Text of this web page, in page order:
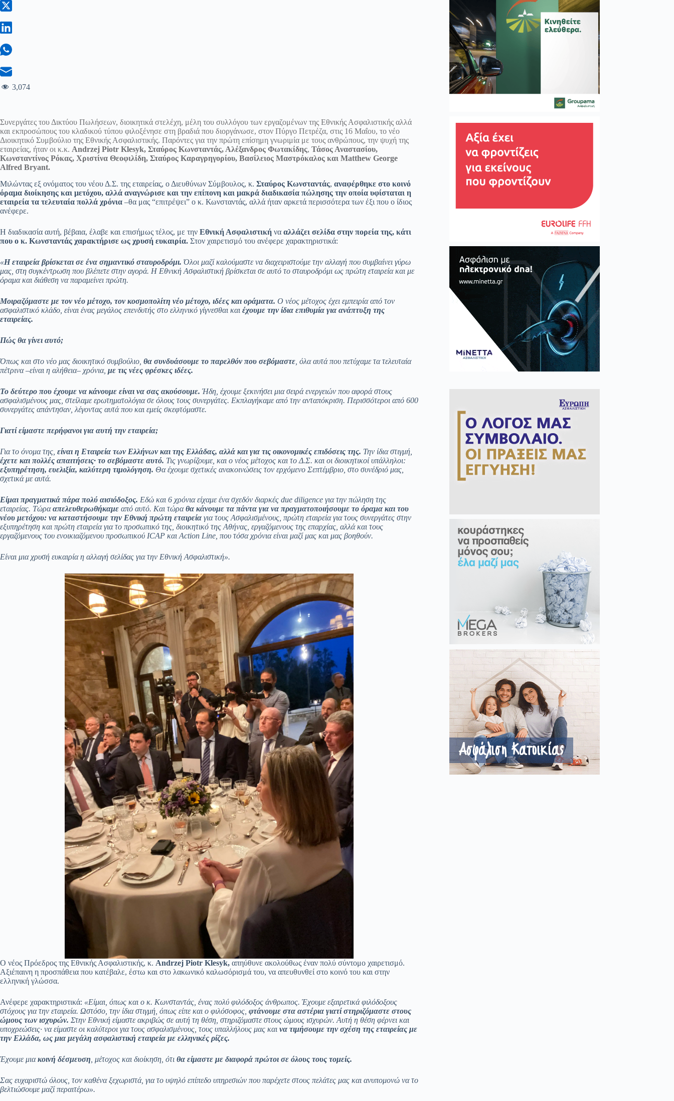
3,074
Συνεργάτες του Δικτύου Πωλήσεων, διοικητικά στελέχη, μέλη του συλλόγου των εργαζομένων της Εθνικής Ασφαλιστικής αλλά
και εκπροσώπους του κλαδικού τύπου φιλοξένησε στη βραδιά που διοργάνωσε, στον Πύργο Πετρέζα, στις 16 Μαΐου, το νέο
Διοικητικό Συμβούλιο της Εθνικής Ασφαλιστικής. Παρόντες για την πρώτη επίσημη γνωριμία με τους ανθρώπους, την ψυχή της
εταιρείας, ήταν οι κ.κ. Andrzej Piotr Klesyk, Σταύρος Κωνσταντάς, Αλέξανδρος Φωτακίδης, Τάσος Αναστασίου,
Κωνσταντίνος Ρόκας, Χριστίνα Θεοφιλίδη, Σταύρος Καραγρηγορίου, Βασίλειος Μαστρόκαλος και Matthew George
Alfred Bryant.
Μιλώντας εξ ονόματος του νέου Δ.Σ. της εταιρείας, ο Διευθύνων Σύμβουλος, κ. Σταύρος Κωνσταντάς, αναφέρθηκε στο κοινό
όραμα διοίκησης και μετόχου, αλλά αναγνώρισε και την επίπονη και μακρά διαδικασία πώλησης την οποία υφίσταται η
εταιρεία τα τελευταία πολλά χρόνια –θα μας “επιτρέψει” ο κ. Κωνσταντάς, αλλά ήταν αρκετά περισσότερα των έξι που ο ίδιος
ανέφερε.
Η διαδικασία αυτή, βέβαια, έλαβε και επισήμως τέλος, με την Εθνική Ασφαλιστική να αλλάζει σελίδα στην πορεία της, κάτι
που ο κ. Κωνσταντάς χαρακτήρισε ως χρυσή ευκαιρία. Στον χαιρετισμό του ανέφερε χαρακτηριστικά:
«Η εταιρεία βρίσκεται σε ένα σημαντικό σταυροδρόμι. Όλοι μαζί καλούμαστε να διαχειριστούμε την αλλαγή που συμβαίνει γύρω
μας, στη συγκέντρωση που βλέπετε στην αγορά. Η Εθνική Ασφαλιστική βρίσκεται σε αυτό το σταυροδρόμι ως πρώτη εταιρεία και με
όραμα και διάθεση να παραμείνει πρώτη.
Μοιραζόμαστε με τον νέο μέτοχο, τον κοσμοπολίτη νέο μέτοχο, ιδέες και οράματα. Ο νέος μέτοχος έχει εμπειρία από τον
ασφαλιστικό κλάδο, είναι ένας μεγάλος επενδυτής στο ελληνικό γίγνεσθαι και έχουμε την ίδια επιθυμία για ανάπτυξη της
εταιρείας.
Πώς θα γίνει αυτό;
Όπως και στο νέο μας διοικητικό συμβούλιο, θα συνδυάσουμε το παρελθόν που σεβόμαστε , όλα αυτά που πετύχαμε τα τελευταία
πέτρινα –είναι η αλήθεια– χρόνια, με τις νέες φρέσκες ιδέες.
Το δεύτερο που έχουμε να κάνουμε είναι να σας ακούσουμε. Ήδη, έχουμε ξεκινήσει μια σειρά ενεργειών που αφορά στους
ασφαλισμένους μας, στείλαμε ερωτηματολόγια σε όλους τους συνεργάτες. Εκπλαγήκαμε από την ανταπόκριση. Περισσότεροι από 600
συνεργάτες απάντησαν, λέγοντας αυτά που και εμείς σκεφτόμαστε.
Γιατί είμαστε περήφανοι για αυτή την εταιρεία;
Για το όνομα της, είναι η Εταιρεία των Ελλήνων και της Ελλάδας, αλλά και για τις οικονομικές επιδόσεις της. Την ίδια στιγμή,
έχετε και πολλές απαιτήσεις· το σεβόμαστε αυτό. Τις γνωρίζουμε, και ο νέος μέτοχος και το Δ.Σ. και οι διοικητικοί υπάλληλοι:
εξυπηρέτηση, ευελιξία, καλύτερη τιμολόγηση. Θα έχουμε σχετικές ανακοινώσεις τον ερχόμενο Σεπτέμβριο, στο συνέδριό μας,
σχετικά με αυτά.
Είμαι πραγματικά πάρα πολύ αισιόδοξος. Εδώ και 6 χρόνια είχαμε ένα σχεδόν διαρκές due diligence για την πώληση της
εταιρείας. Τώρααπελευθερωθήκαμε από αυτό. Και τώραθα κάνουμε τα πάντα για να πραγματοποιήσουμε το όραμα και του
νέου μετόχου: να καταστήσουμε την Εθνική πρώτη εταιρεία για τους Ασφαλισμένους, πρώτη εταιρεία για τους συνεργάτες στην
εξυπηρέτηση και πρώτη εταιρεία για το προσωπικό της, διοικητικό της Αθήνας, εργαζόμενους της επαρχίας, αλλά και τους
εργαζόμενους του ενοικιαζόμενου προσωπικού ICAP και Action Line , που τόσα χρόνια είναι μαζί μας και μας βοηθούν.
Είναι μια χρυσή ευκαιρία η αλλαγή σελίδας για την Εθνική Ασφαλιστική».
Ο νέος Πρόεδρος της Εθνικής Ασφαλιστικής, κ. Andrzej Piotr Klesyk, απηύθυνε ακολούθως έναν πολύ σύντομο χαιρετισμό.
Αξιέπαινη η προσπάθεια που κατέβαλε, έστω και στο λακωνικό καλωσόρισμά του, να απευθυνθεί στο κοινό του και στην
ελληνική γλώσσα.
Ανέφερε χαρακτηριστικά: «Είμαι, όπως και ο κ. Κωνσταντάς, ένας πολύ φιλόδοξος άνθρωπος. Έχουμε εξαιρετικά φιλόδοξους
στόχους για την εταιρεία. Ωστόσο, την ίδια στιγμή, όπως είπε και ο φιλόσοφος, φτάνουμε στα αστέρια γιατί στηριζόμαστε στους
ώμους των ισχυρών. Στην Εθνική είμαστε ακριβώς σε αυτή τη θέση, στηριζόμαστε στους ώμους ισχυρών. Αυτή η θέση φέρνει και
υποχρεώσεις· να είμαστε οι καλύτεροι για τους ασφαλισμένους, τους υπαλλήλους μας και να τιμήσουμε την σχέση της εταιρείας με
την Ελλάδα, ως μια μεγάλη ασφαλιστική εταιρεία με ελληνικές ρίζες.
Έχουμε μιακοινή δέσμευση , μέτοχος και διοίκηση, ότι θα είμαστε με διαφορά πρώτοι σε όλους τους τομείς.
Σας ευχαριστώ όλους, τον καθένα ξεχωριστά, για το υψηλό επίπεδο υπηρεσιών που παρέχετε στους πελάτες μας και ανυπομονώ να το
βελτιώσουμε μαζί περαιτέρω».